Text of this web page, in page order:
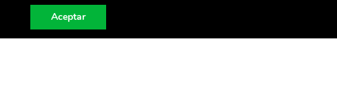
Aceptar